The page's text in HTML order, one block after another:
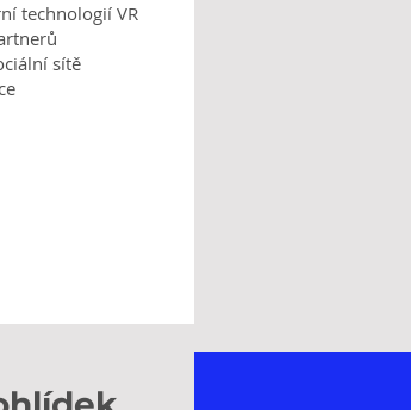
technologií VR
sítě